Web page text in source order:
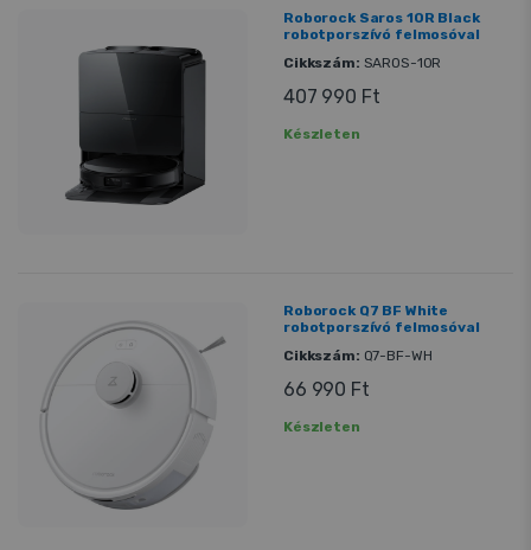
Roborock Saros 10R Black
robotporszívó felmosóval
Cikkszám: SAROS-10R
407 990 Ft
Készleten
Roborock Q7 BF White
robotporszívó felmosóval
Cikkszám: Q7-BF-WH
66 990 Ft
Készleten